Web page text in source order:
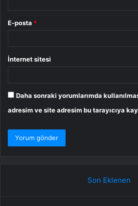
E-posta *
İnternet sitesi
Daha sonraki yorumlarımda
adresim ve site adresim bu tarayıcıya
Son Eklenen